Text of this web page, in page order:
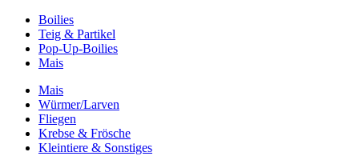
Boilies
Teig & Partikel
Pop-Up-Boilies
Mais
Mais
Würmer/Larven
Fliegen
Krebse & Frösche
Kleintiere & Sonstiges